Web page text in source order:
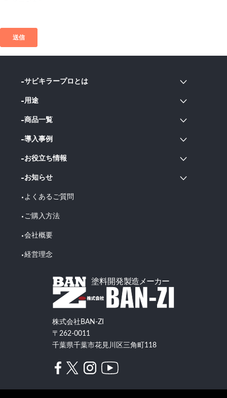
サビキラープロとは
用途
商品一覧
導入事例
お役立ち情報
お知らせ
よくあるご質問
ご購入方法
会社概要
経営理念
株式会社BAN-ZI
〒262-0011
千葉県千葉市花見川区三角町118